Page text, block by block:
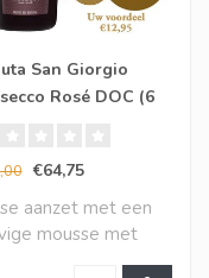
San Giorgio
Rosé DOC (6
€64,75
aanzet met een
mousse met